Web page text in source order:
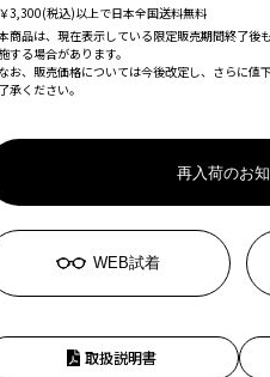
3,300(税込)以上で日本全国送料無料
商品は、現在表示している限定販売期間終了後
する場合があります。
なお、販売価格については今後改定し、さらに値
了承ください。
再入荷のお
WEB試着
取扱説明書